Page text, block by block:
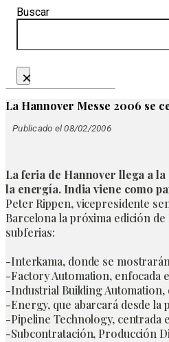
Buscar
×
La Hannover Messe 2006 se
Publicado el 08/02/2006
La feria de Hannover llega a
la energía. India viene como
Peter Rippen, vicepresidente
Barcelona la próxima edición
subferias:
-Interkama, donde se
-Factory Automation, enfocada
-Industrial Building Automation,
-Energy, que abarcará desde
-Pipeline Technology, centrada
-Subcontratación, Producción